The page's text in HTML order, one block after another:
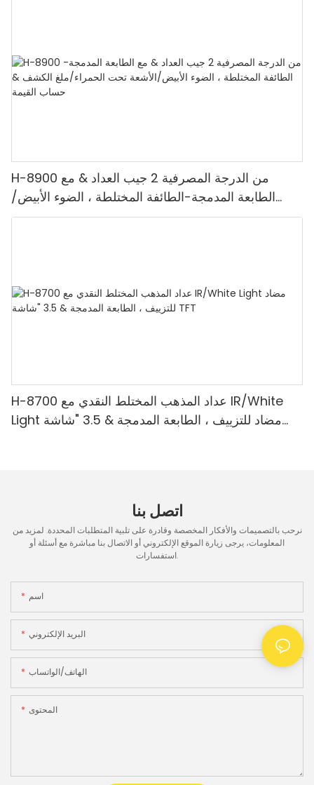
H-8900 من الدرجة المصرفية 2 جيب العداد & مع
الطابعة المدمجة-الطائفة المختلطة ، الضوء الأبيض/
الأشعة تحت الحمراء/ملغ الكشف & حساب القيمة
H-8700 عداد المذهب المختلط النقدي مع IR/White
Light مضاد للتزييف ، الطابعة المدمجة & 3.5 "شاشة
اتصل بنا
نرحب بالتصميمات والأفكار المخصصة وقادرة على تلبية المتطلبات المحددة. لمزيد من
المعلومات، يرجى زيارة الموقع الإلكتروني أو الاتصال بنا مباشرة مع أسئلة أو
استفسارات.
اسم
البريد الإلكتروني
الهاتف/الواتساب
المحتوى